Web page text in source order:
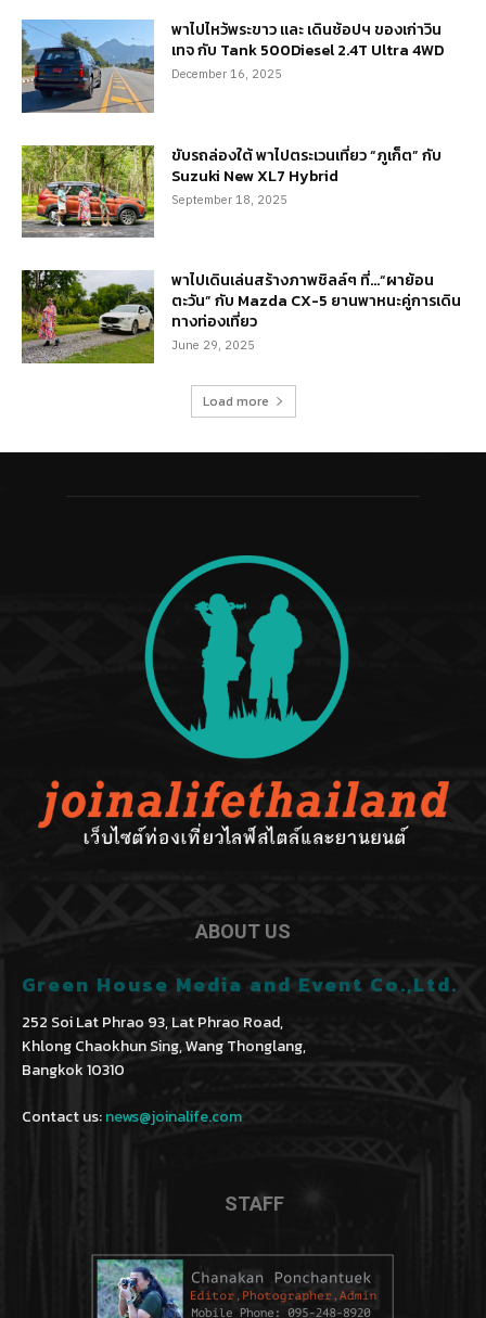
พาไปไหว้พระขาว และ เดินช้อปฯ ของเก่าวิน
เทจ กับ Tank 500Diesel 2.4T Ultra 4WD
December 16, 2025
ขับรถล่องใต้ พาไปตระเวนเที่ยว “ภูเก็ต” กับ
Suzuki New XL7 Hybrid
September 18, 2025
พาไปเดินเล่นสร้างภาพชิลล์ๆ ที่…“ผาย้อน
ตะวัน” กับ Mazda CX-5 ยานพาหนะคู่การเดิน
ทางท่องเที่ยว
June 29, 2025
Load more
ABOUT US
Green House Media and Event Co.,Ltd.
252 Soi Lat Phrao 93, Lat Phrao Road,
Khlong Chaokhun Sing, Wang Thonglang,
Bangkok 10310
Contact us:news@joinalife.com
STAFF